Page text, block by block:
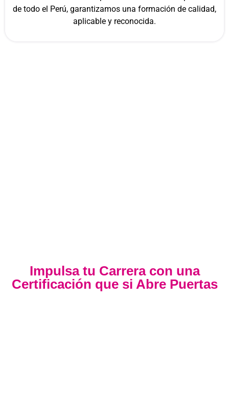
de todo el Perú, garantizamos una formación de calidad,
aplicable y reconocida.
Impulsa tu Carrera con una
Certificación que si Abre Puertas